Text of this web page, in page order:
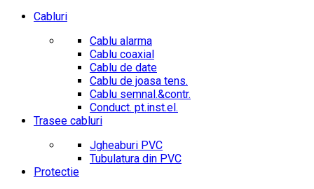
Cabluri
Cablu alarma
Cablu coaxial
Cablu de date
Cablu de joasa tens.
Cablu semnal.&contr.
Conduct. pt.inst.el.
Trasee cabluri
Jgheaburi PVC
Tubulatura din PVC
Protectie